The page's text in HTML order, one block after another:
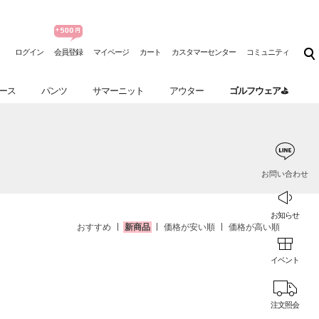
ログイン 会員登録 マイページ カート カスタマーセンター コミュニティ
ス パンツ サマーニット アウター ゴルフウェア⛳
お問い合わせ
お知らせ
イベント
注文照会
おすすめ 新商品 価格が安い順 価格が高い順